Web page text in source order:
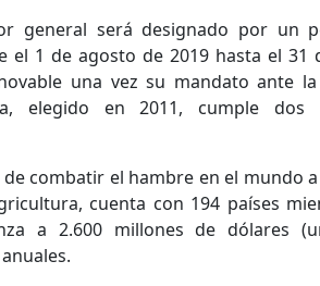
general será designado por un
el 1 de agosto de 2019 hasta el 31
una vez su mandato ante la
elegido en 2011, cumple dos
de combatir el hambre en el mundo
cuenta con 194 países
a 2.600 millones de dólares